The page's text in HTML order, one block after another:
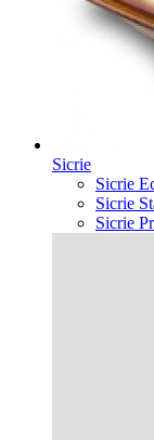
Sicrie
Sicrie
Sicrie
Sicrie